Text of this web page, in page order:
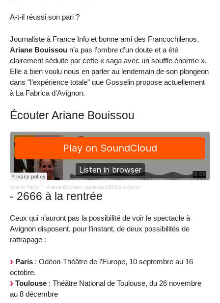
A-t-il réussi son pari ?
Journaliste à France Info et bonne ami des Francochilenos,
Ariane Bouissou n’a pas l’ombre d’un doute et a été
clairement séduite par cette « saga avec un souffle énorme ».
Elle a bien voulu nous en parler au lendemain de son plongeon
dans "l’expérience totale" que Gosselin propose actuellement
à La Fabrica d’Avignon.
Écouter Ariane Bouissou
Vive la Radio ! · Ariane Bouissou parle de 2666 à Avignon
- 2666 à la rentrée
Ceux qui n’auront pas la possibilité de voir le spectacle à
Avignon disposent, pour l’instant, de deux possibilités de
rattrapage :
Paris : Odéon-Théâtre de l’Europe, 10 septembre au 16
octobre.
Toulouse : Théâtre National de Toulouse, du 26 novembre
au 8 décembre